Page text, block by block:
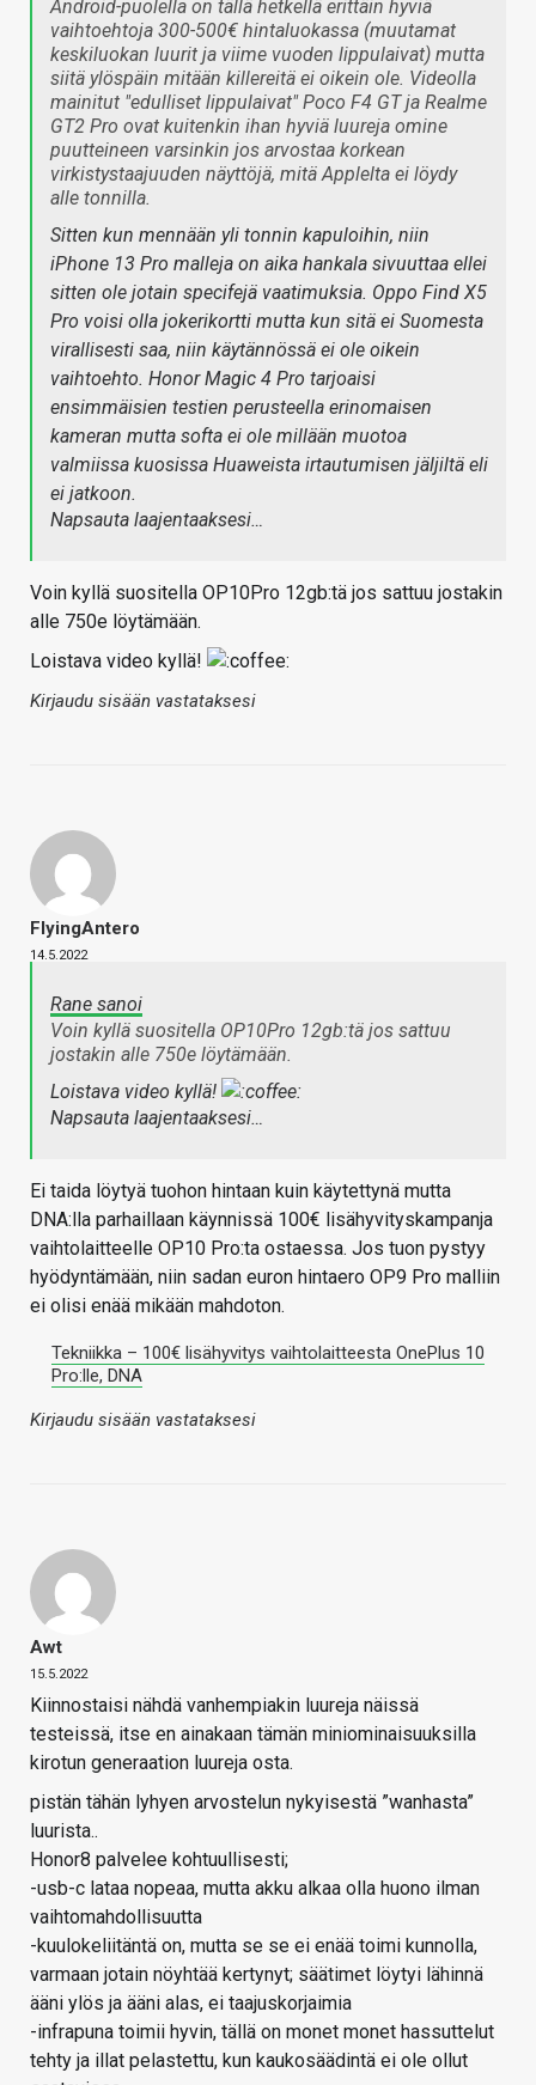
Android-puolella on tällä hetkellä erittäin hyviä
vaihtoehtoja 300-500€ hintaluokassa (muutamat
keskiluokan luurit ja viime vuoden lippulaivat) mutta
siitä ylöspäin mitään killereitä ei oikein ole. Videolla
mainitut "edulliset lippulaivat" Poco F4 GT ja Realme
GT2 Pro ovat kuitenkin ihan hyviä luureja omine
puutteineen varsinkin jos arvostaa korkean
virkistystaajuuden näyttöjä, mitä Applelta ei löydy
alle tonnilla.
Sitten kun mennään yli tonnin kapuloihin, niin
iPhone 13 Pro malleja on aika hankala sivuuttaa ellei
sitten ole jotain specifejä vaatimuksia. Oppo Find X5
Pro voisi olla jokerikortti mutta kun sitä ei Suomesta
virallisesti saa, niin käytännössä ei ole oikein
vaihtoehto. Honor Magic 4 Pro tarjoaisi
ensimmäisien testien perusteella erinomaisen
kameran mutta softa ei ole millään muotoa
valmiissa kuosissa Huaweista irtautumisen jäljiltä eli
ei jatkoon.
Napsauta laajentaaksesi…
Voin kyllä suositella OP10Pro 12gb:tä jos sattuu jostakin
alle 750e löytämään.
Loistava video kyllä!
Kirjaudu sisään vastataksesi
FlyingAntero
14.5.2022
Rane sanoi
Voin kyllä suositella OP10Pro 12gb:tä jos sattuu
jostakin alle 750e löytämään.
Loistava video kyllä!
Napsauta laajentaaksesi…
Ei taida löytyä tuohon hintaan kuin käytettynä mutta
DNA:lla parhaillaan käynnissä 100€ lisähyvityskampanja
vaihtolaitteelle OP10 Pro:ta ostaessa. Jos tuon pystyy
hyödyntämään, niin sadan euron hintaero OP9 Pro malliin
ei olisi enää mikään mahdoton.
Tekniikka – 100€ lisähyvitys vaihtolaitteesta OnePlus 10
Pro:lle, DNA
Kirjaudu sisään vastataksesi
Awt
15.5.2022
Kiinnostaisi nähdä vanhempiakin luureja näissä
testeissä, itse en ainakaan tämän miniominaisuuksilla
kirotun generaation luureja osta.
pistän tähän lyhyen arvostelun nykyisestä ”wanhasta”
luurista..
Honor8 palvelee kohtuullisesti;
-usb-c lataa nopeaa, mutta akku alkaa olla huono ilman
vaihtomahdollisuutta
-kuulokeliitäntä on, mutta se se ei enää toimi kunnolla,
varmaan jotain nöyhtää kertynyt; säätimet löytyi lähinnä
ääni ylös ja ääni alas, ei taajuskorjaimia
-infrapuna toimii hyvin, tällä on monet monet hassuttelut
tehty ja illat pelastettu, kun kaukosäädintä ei ole ollut